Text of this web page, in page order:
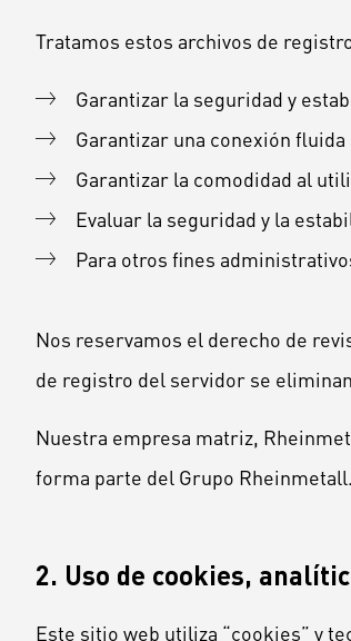
Tratamos estos archivos de
Garantizar la seguridad y
Garantizar una conexión fluida
Garantizar la comodidad al
Evaluar la seguridad y la
Para otros fines
Nos reservamos el derecho de
de registro del servidor se
Nuestra empresa matriz,
forma parte del Grupo Rheinmetall.
2. Uso de cookies,
Este sitio web utiliza “cookies” y